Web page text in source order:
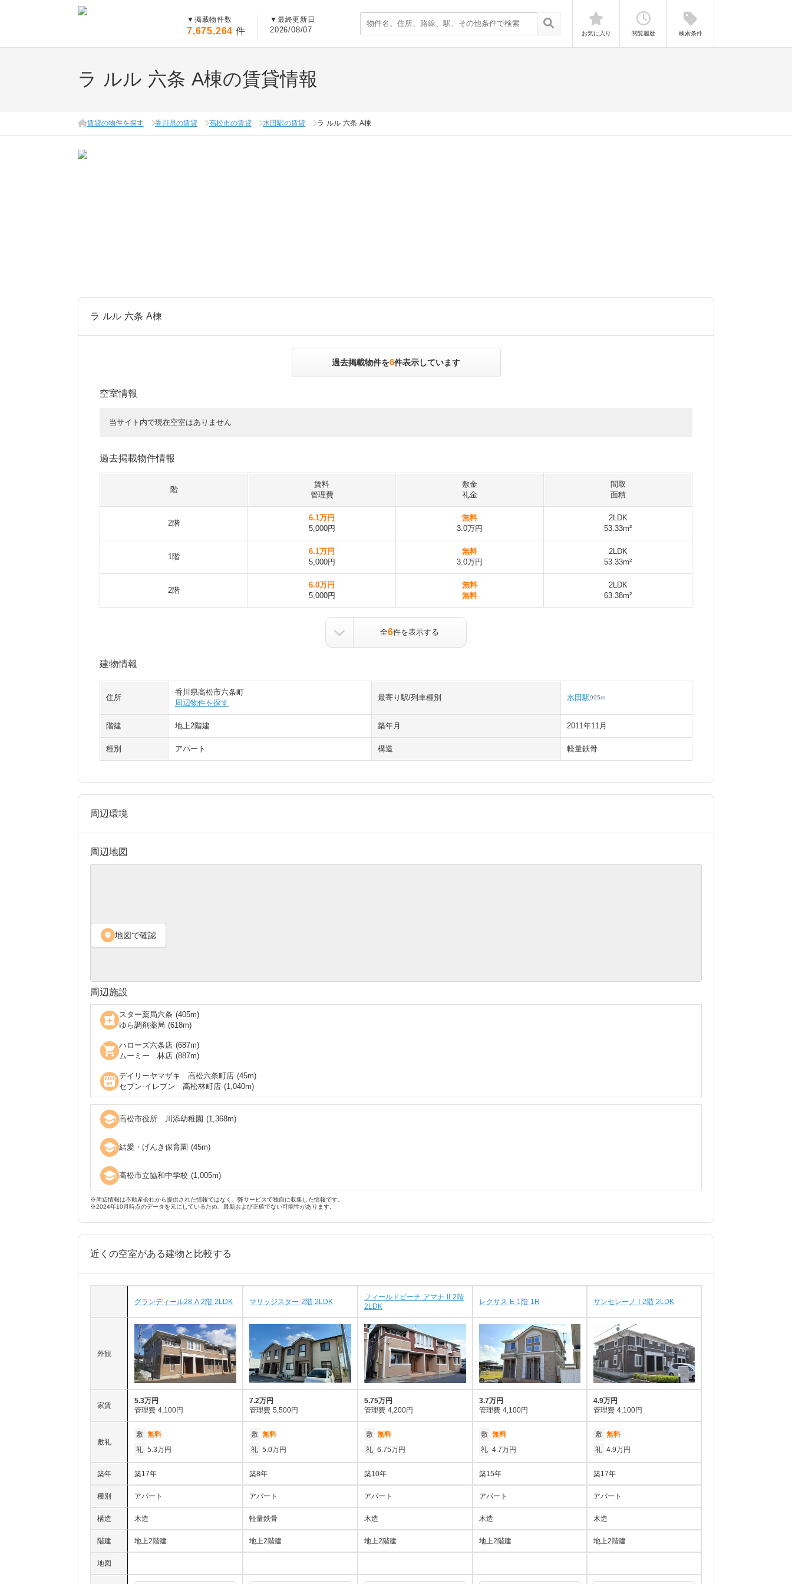
▼ 掲載物件数
7,675,264 件
▼ 最終更新日
2026/08/07 お気に入り 閲覧履歴 検索条件
ラ ルル 六条 A棟の賃貸情報
賃貸の物件を探す 香川県の賃貸 高松市の賃貸 水田駅の賃貸 ラ ルル 六条 A棟
ラ ルル 六条 A棟
過去掲載物件を6件表示しています
空室情報
当サイト内で現在空室はありません
過去掲載物件情報
階
賃料
管理費
敷金
礼金
間取
面積
2階
6.1万円
5,000円
無料
3.0万円
2LDK
53.33m²
1階
6.1万円
5,000円
無料
3.0万円
2LDK
53.33m²
2階
6.0万円
5,000円
無料
無料
2LDK
63.38m²
全6件を表示する
建物情報
住所
香川県高松市六条町
周辺物件を探す
最寄り駅/列車種別 水田駅995m
階建 地上2階建 築年月 2011年11月
種別 アパート 構造 軽量鉄骨
周辺環境
周辺地図
location_on 地図で確認
周辺施設
local_pharmacy スター薬局六条 (405m)
ゆら調剤薬局 (618m)
shopping_cart ハローズ六条店 (687m)
ムーミー 林店 (887m)
local_convenience_store デイリーヤマザキ 高松六条町店 (45m)
セブン‐イレブン 高松林町店 (1,040m)
school 高松市役所 川添幼稚園 (1,368m)
school 結愛・げんき保育園 (45m)
school 高松市立協和中学校 (1,005m)
※周辺情報は不動産会社から提供された情報ではなく、弊サービスで独自に収集した情報です。
※2024年10月時点のデータを元にしているため、最新および正確でない可能性があります。
近くの空室がある建物と比較する
グランディール28 A 2階 2LDK マリッジスター 2階 2LDK
フィールドビーチ アマナ II 2階
2LDK
レクサス E 1階 1R サンセレーノ I 2階 2LDK
外観
家賃
5.3万円
管理費 4,100円
7.2万円
管理費 5,500円
5.75万円
管理費 4,200円
3.7万円
管理費 4,100円
4.9万円
管理費 4,100円
敷礼
敷 無料
礼 5.3万円
敷 無料
礼 5.0万円
敷 無料
礼 6.75万円
敷 無料
礼 4.7万円
敷 無料
礼 4.9万円
築年 築17年 築8年 築10年 築15年 築17年
種別 アパート アパート アパート アパート アパート
構造 木造 軽量鉄骨 木造 木造 木造
階建 地上2階建 地上2階建 地上2階建 地上2階建 地上2階建
地図